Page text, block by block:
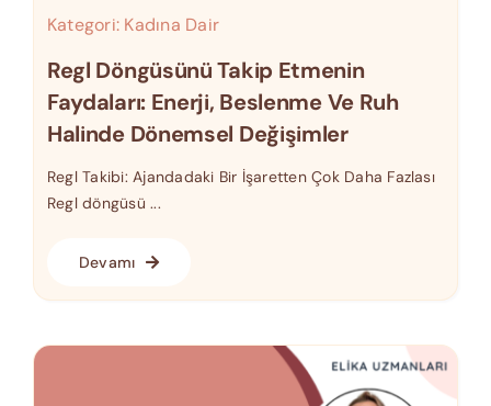
Kategori: Kadına Dair
Regl Döngüsünü Takip Etmenin
Faydaları: Enerji, Beslenme Ve Ruh
Halinde Dönemsel Değişimler
Regl Takibi: Ajandadaki Bir İşaretten Çok Daha Fazlası
Regl döngüsü ...
Devamı